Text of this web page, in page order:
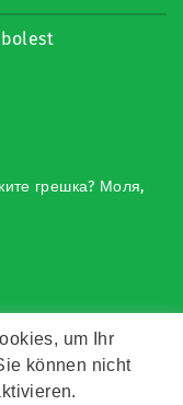
грешка? Моля,
Zeitz
um Ihr
können nicht